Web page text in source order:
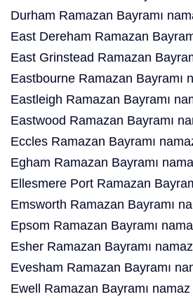
Durham Ramazan Bayramı
East Dereham Ramazan
East Grinstead Ramazan
Eastbourne Ramazan Bayramı
Eastleigh Ramazan Bayramı
Eastwood Ramazan Bayramı
Eccles Ramazan Bayramı
Egham Ramazan Bayramı
Ellesmere Port Ramazan
Emsworth Ramazan Bayramı
Epsom Ramazan Bayramı
Esher Ramazan Bayramı
Evesham Ramazan Bayramı
Ewell Ramazan Bayramı